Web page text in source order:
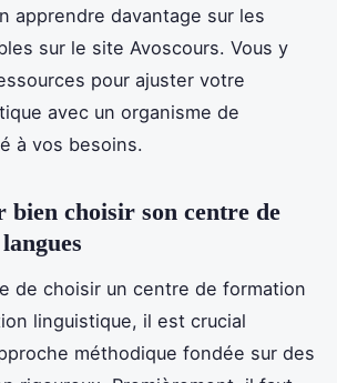
apprendre davantage sur les
sur le site Avoscours. Vous y
pour ajuster votre
avec un organisme de
à vos besoins.
bien choisir son centre de
de choisir un centre de formation
linguistique, il est crucial
méthodique fondée sur des